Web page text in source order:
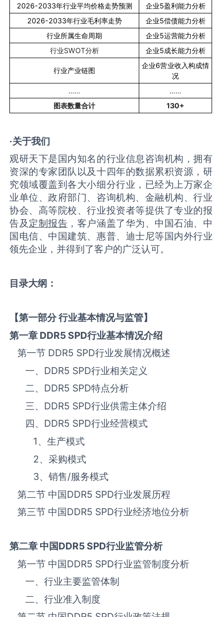
2026-2033年行业平均价格走势预测 企业5盈利能力分析
2026-2033年行业毛利率走势 企业5偿债能力分析
行业所属生命周期
企业5运营能力分析
行业SWOT分析 企业5成长能力分析
行业产业链图
企业6营业收入构成情
况
……
……
图表数量合计
130+
·关于我们
观研天下是国内知名的行业信息咨询机构，拥有
资深的专家团队以及十四年的数据累积资源，研
究领域覆盖到各大小细分行业，已经为上万家企
业单位、政府部门、咨询机构、金融机构、行业
协会、高等院校、行业投资者等提供了专业的报
告及定制报告 ，客户涵盖了华为、中国石油、中
国电信、中国建筑、惠普、迪士尼等国内外行业
领先企业，并得到了客户的广泛认可。
目录大纲：
【第一部分 行业基本情况与监管】
第一章 DDR5 SPD行业基本情况介绍
第一节 DDR5 SPD‌‌‌行业发展情况概述
一、 DDR5 SPD‌‌‌行业相关定义
二、 DDR5 SPD‌‌‌特点分析
三、 DDR5 SPD‌‌‌行业供需主体介绍
四、 DDR5 SPD‌‌‌行业经营模式
1、生产模式
2、采购模式
3、销售/服务模式
第二节 中国DDR5 SPD‌‌‌行业发展历程
第三节 中国DDR5 SPD行业经济地位分析
第二章 中国DDR5 SPD行业监管分析
第一节 中国DDR5 SPD‌‌‌行业监管制度分析
一、行业主要监管体制
二、行业准入制度